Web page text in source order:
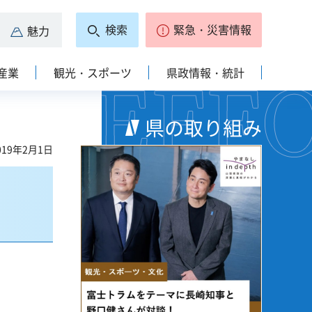
魅力 検索 緊急・災害情報
業 観光・スポーツ 県政情報・統計
年2月1日
県の取り組み